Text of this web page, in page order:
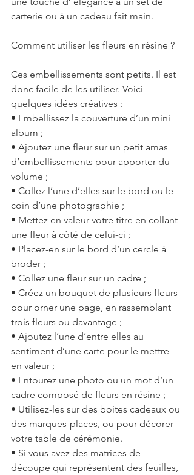
carterie ou à un cadeau fait main.
Comment utiliser les fleurs en résine ?
Ces embellissements sont petits. Il est
donc facile de les utiliser. Voici
quelques idées créatives :
• Embellissez la couverture d’un mini
album ;
• Ajoutez une fleur sur un petit amas
d’embellissements pour apporter du
volume ;
• Collez l’une d’elles sur le bord ou le
coin d’une photographie ;
• Mettez en valeur votre titre en collant
une fleur à côté de celui-ci ;
• Placez-en sur le bord d’un cercle à
broder ;
• Collez une fleur sur un cadre ;
• Créez un bouquet de plusieurs fleurs
pour orner une page, en rassemblant
trois fleurs ou davantage ;
• Ajoutez l’une d’entre elles au
sentiment d’une carte pour le mettre
en valeur ;
• Entourez une photo ou un mot d’un
cadre composé de fleurs en résine ;
• Utilisez-les sur des boites cadeaux ou
des marques-places, ou pour décorer
votre table de cérémonie.
• Si vous avez des matrices de
découpe qui représentent des feuilles,